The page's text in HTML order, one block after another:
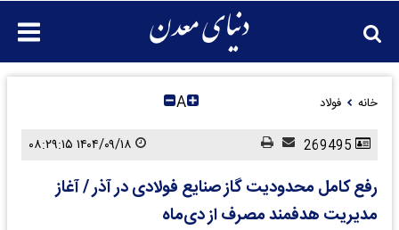
خانه فولاد A
رفع کامل محدودیت گاز صنایع فولادی در آذر / آغاز
مدیریت هدفمند مصرف از دی‌ماه